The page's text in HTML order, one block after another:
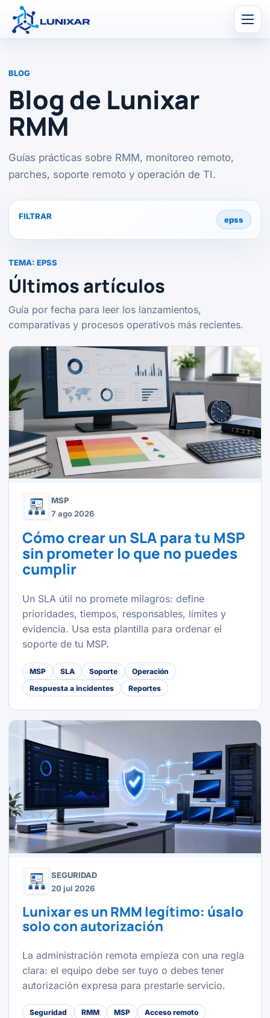
BLOG
Blog de Lunixar
RMM
Guías prácticas sobre RMM, monitoreo remoto,
parches, soporte remoto y operación de TI.
FILTRAR epss
TEMA: EPSS
Últimos artículos
Guía por fecha para leer los lanzamientos,
comparativas y procesos operativos más recientes.
MSP
7 ago 2026
Cómo crear un SLA para tu MSP
sin prometer lo que no puedes
cumplir
Un SLA útil no promete milagros: define
prioridades, tiempos, responsables, límites y
evidencia. Usa esta plantilla para ordenar el
soporte de tu MSP.
MSP SLA Soporte
Operación
Respuesta a incidentes
Reportes
SEGURIDAD
20 jul 2026
Lunixar es un RMM legítimo: úsalo
solo con autorización
La administración remota empieza con una regla
clara: el equipo debe ser tuyo o debes tener
autorización expresa para prestarle servicio.
Seguridad RMM MSP
Acceso remoto